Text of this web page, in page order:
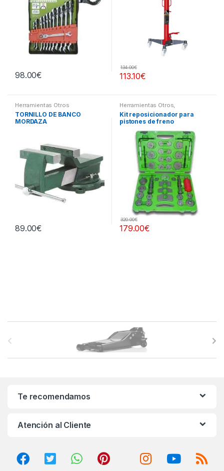
98.00€ 113.10€
134.00€
Herramientas Otros
TORNILLO DE BANCO
MORDAZA
89.00€
Herramientas Otros,
Herramientas Frenos y
Refrigeración
Kit reposicionador para
pistones de freno
179.00€
320.00€
Te recomendamos
Atención al Cliente